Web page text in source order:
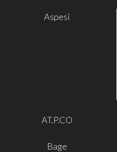
Aspesi
AT.P.CO
Bage